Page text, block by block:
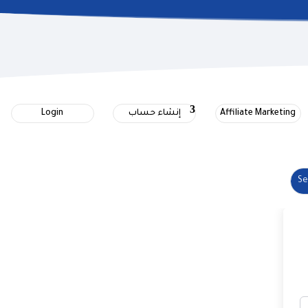
Affiliate Marketing إنشاء حساب Login